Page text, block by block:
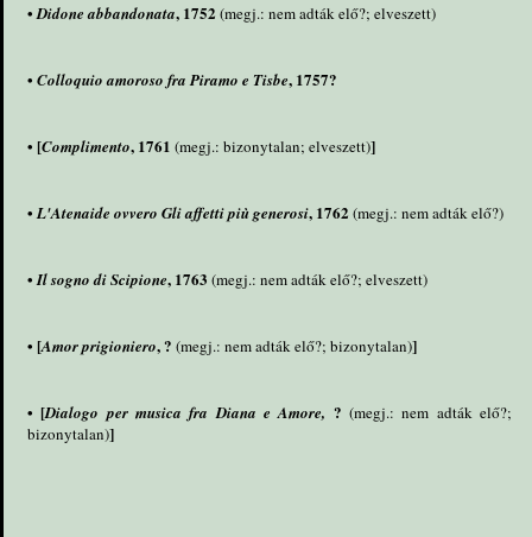
•Didone abbandonata, 1752 (megj.: nem adták elő?; elveszett)
• Colloquio amoroso fra Piramo e Tisbe, 1757?
• [Complimento, 1761 (megj.: bizonytalan; elveszett)]
•L'Atenaide ovvero Gli affetti più generosi, 1762 (megj.: nem adták elő?)
•Il sogno di Scipione, 1763 (megj.: nem adták elő?; elveszett)
• [Amor prigioniero, ? (megj.: nem adták elő?; bizonytalan)]
• [Dialogo per musica fra Diana e Amore, ?(megj.: nem adták elő?;
bizonytalan)]